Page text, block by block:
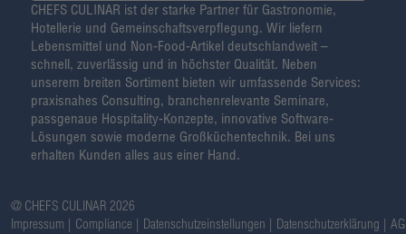
CHEFS CULINAR ist der starke Partner für Gastronomie,
Hotellerie und Gemeinschaftsverpflegung. Wir liefern
Lebensmittel und Non-Food-Artikel deutschlandweit –
schnell, zuverlässig und in höchster Qualität. Neben
unserem breiten Sortiment bieten wir umfassende Services:
praxisnahes Consulting, branchenrelevante Seminare,
passgenaue Hospitality-Konzepte, innovative Software-
Lösungen sowie moderne Großküchentechnik. Bei uns
erhalten Kunden alles aus einer Hand.
@ CHEFS CULINAR 2026
Impressum
Compliance Datenschutzeinstellungen Datenschutzerklärung